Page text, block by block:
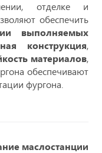
отделке и
обеспечить
выполняемых
конструкция,
материалов,
обеспечивают
фургона.
маслостанции